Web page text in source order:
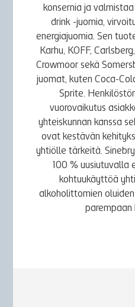
konsernia ja
drink -juomia,
energiajuomia. Sen
Karhu, KOFF,
Crowmoor sekä
juomat, kuten Coca-
Sprite.
vuorovaikutus
yhteiskunnan kanssa
ovat kestävän
yhtiölle tärkeitä.
100 % uusiutuvalla
kohtuukäyttöä
alkoholittomien
parempaan